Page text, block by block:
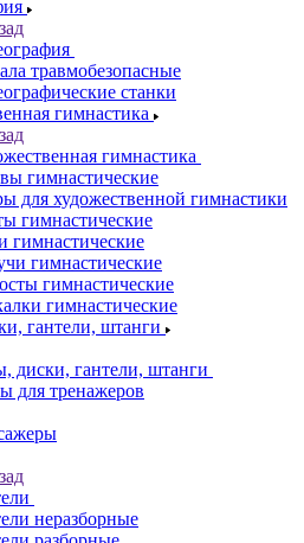
травмобезопасные
станки
гимнастика
гимнастика
гимнастические
для художественной гимнастики
гимнастические
гимнастические
гимнастические
гимнастические
гимнастические
гантели, штанги
диски, гантели, штанги
для тренажеров
неразборные